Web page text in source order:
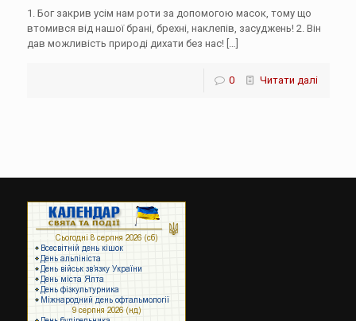
1. Бог закрив усім нам роти за допомогою масок, тому що
втомився від нашої брані, брехні, наклепів, засуджень! 2. Він
дав можливість природі дихати без нас![…]
0 Читати далі